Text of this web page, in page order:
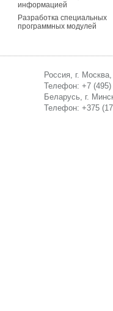
информацией
Разработка специальных
программных модулей
Россия, г.
Телефон: +7 (495)
Беларусь, г.
Телефон: +375